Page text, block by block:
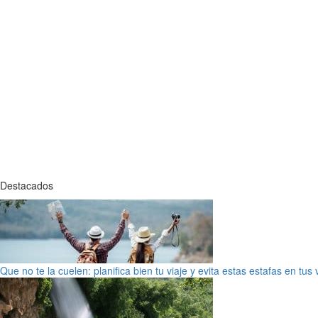
Destacados
Que no te la cuelen: planifica bien tu viaje y evita estas estafas en tus